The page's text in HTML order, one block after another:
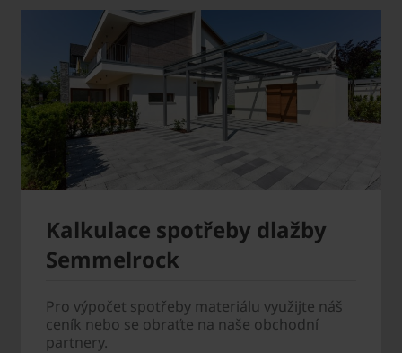
Kalkulace spotřeby dlažby
Semmelrock
Pro výpočet spotřeby materiálu využijte náš
ceník nebo se obraťte na naše obchodní
partnery.